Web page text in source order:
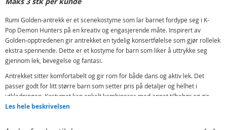
Rumi Golden-antrekk er et scenekostyme som lar barnet fordype seg i K-
Pop Demon Hunters på en kreativ og engasjerende måte. Inspirert av
Golden-opptredenen gir antrekket en tydelig konsertfølelse som gjør rollelek
ekstra spennende. Dette er et kostyme for barn som liker å uttrykke seg
gjennom lek, bevegelse og fantasi.
Antrekket sitter komfortabelt og gir rom for både dans og aktiv lek. Det
passer godt for litt større barn som setter pris på detaljer og helhet i
utkledningen. Kostymet kan enkelt kombineres med annet tilbehør og gir
mange muligheter for å skape egne sceneshow og historier.
Les hele beskrivelsen